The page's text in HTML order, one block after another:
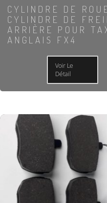
CYLINDRE DE
CYLINDRE DE
ARRIÈRE POUR
ANGLAIS FX4
Voir Le
Détail